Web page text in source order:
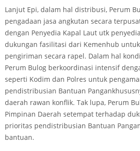
Lanjut Epi, dalam hal distribusi, Perum
pengadaan jasa angkutan secara
dengan Penyedia Kapal Laut utk
dukungan fasilitasi dari Kemenhub
pengiriman secara rapel. Dalam hal
Perum Bulog berkoordinasi intensif
seperti Kodim dan Polres untuk
pendistribusian Bantuan
daerah rawan konflik. Tak lupa, Perum
Pimpinan Daerah setempat terhadap
prioritas pendistribusian Bantuan
bantuan.